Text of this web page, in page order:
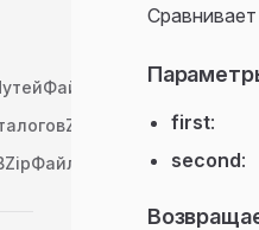
Сравнивает
first:
second: